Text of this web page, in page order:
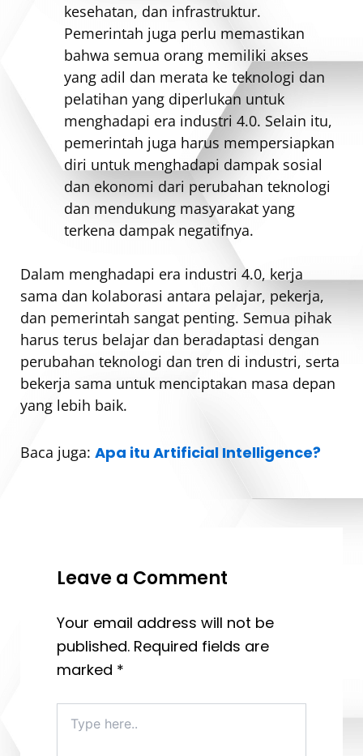
kesehatan, dan infrastruktur.
Pemerintah juga perlu memastikan
bahwa semua orang memiliki akses
yang adil dan merata ke teknologi dan
pelatihan yang diperlukan untuk
menghadapi era industri 4.0. Selain itu,
pemerintah juga harus mempersiapkan
diri untuk menghadapi dampak sosial
dan ekonomi dari perubahan teknologi
dan mendukung masyarakat yang
terkena dampak negatifnya.
Dalam menghadapi era industri 4.0, kerja
sama dan kolaborasi antara pelajar, pekerja,
dan pemerintah sangat penting. Semua pihak
harus terus belajar dan beradaptasi dengan
perubahan teknologi dan tren di industri, serta
bekerja sama untuk menciptakan masa depan
yang lebih baik.
Baca juga: Apa itu Artificial Intelligence?
Leave a Comment
Your email address will not be
published. Required fields are
marked *
here..